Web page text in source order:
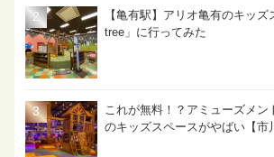
【亀有駅】アリオ亀有のキッ
tree」に行ってみた
これが無料！？アミューズメン
のキッズスペースがやばい【市